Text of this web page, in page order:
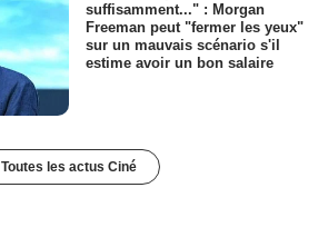
suffisamment..." : Morgan
Freeman peut "fermer les yeux"
sur un mauvais scénario s'il
estime avoir un bon salaire
Toutes les actus Ciné